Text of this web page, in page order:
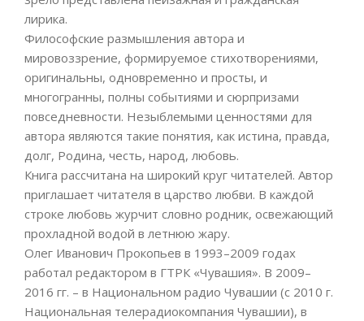
лирика.
Философские размышления автора и
мировоззрение, формируемое стихотворениями,
оригинальны, одновременно и просты, и
многогранны, полны событиями и сюрпризами
повседневности. Незыблемыми ценностями для
автора являются такие понятия, как истина, правда,
долг, Родина, честь, народ, любовь.
Книга рассчитана на широкий круг читателей. Автор
приглашает читателя в царство любви. В каждой
строке любовь журчит словно родник, освежающий
прохладной водой в летнюю жару.
Олег Иванович Прокопьев в 1993–2009 годах
работал редактором в ГТРК «Чувашия». В 2009–
2016 гг. – в Национальном радио Чувашии (с 2010 г.
Национальная телерадиокомпания Чувашии), в